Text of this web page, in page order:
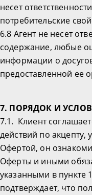
несет
потребительские
6.8 Агент не несет
содержание, любые
информации о
предоставленной ее
7. ПОРЯДОК И
7.1. Клиент
действий по акцепту,
Офертой, он
Оферты и иными
указанными в пункте
подтверждает, что